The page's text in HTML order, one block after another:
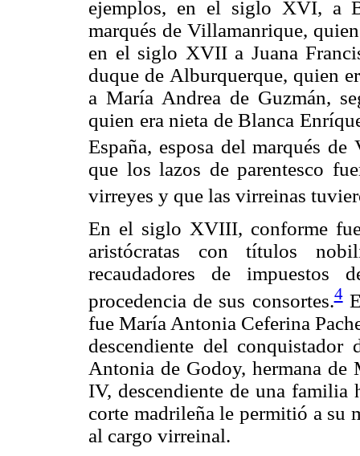
ejemplos, en el siglo XVI, a
marqués de Villamanrique,
en el siglo XVII a Juana
duque de Alburquerque, quien
a María Andrea de Guzmán,
quien era nieta de Blanca
España, esposa del marqués de
que los lazos de parentesco
virreyes y que las virreinas
En el siglo XVIII, conforme
aristócratas con títulos
recaudadores de impuestos
procedencia de sus consortes.4
fue María Antonia Ceferina
descendiente del
Antonia de Godoy, hermana
IV, descendiente de una familia
corte madrileña le permitió a su
al cargo virreinal.